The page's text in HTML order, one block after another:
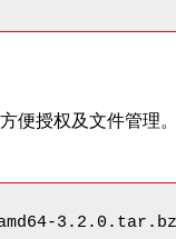
便授权及文件管理